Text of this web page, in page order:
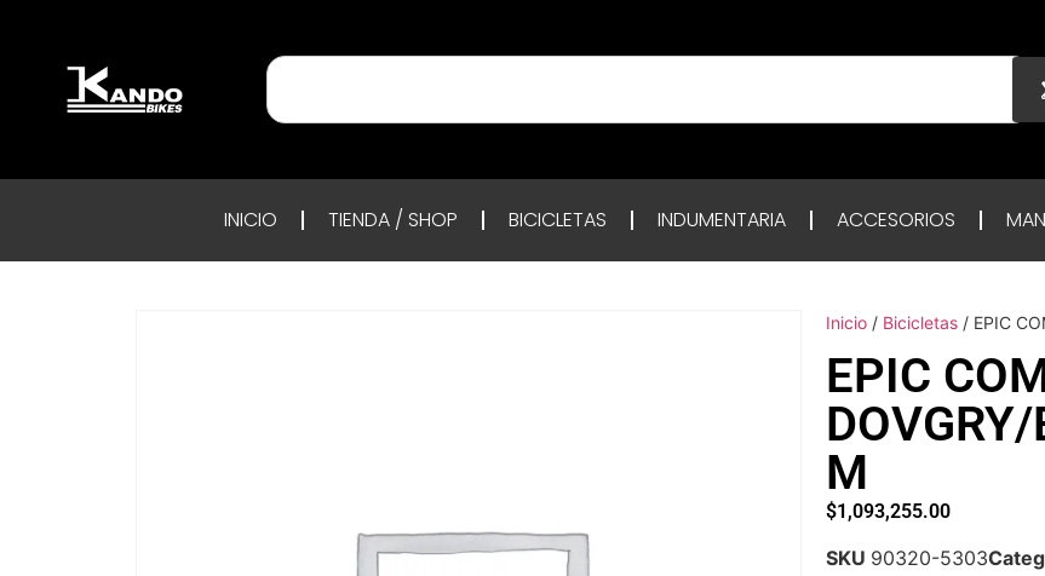
INICIO TIENDA / SHOP BICICLETAS INDUMENTARIA ACCESORIOS
Inicio / Bicicletas / EPIC
EPIC
M
$1,093,255.00
SKU 90320-5303